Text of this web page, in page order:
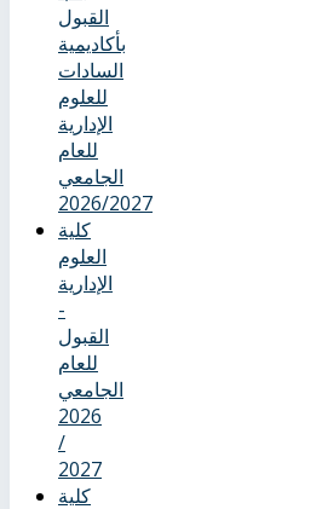
القبول
بأكاديمية
السادات
للعلوم
الإدارية
للعام
الجامعي
2026/2027
كلية
العلوم
الإدارية
-
القبول
للعام
الجامعي
2026
/
2027
كلية